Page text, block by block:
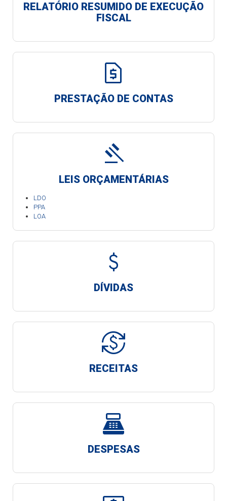
RELATÓRIO RESUMIDO DE EXECUÇÃO
FISCAL
request_page
PRESTAÇÃO DE CONTAS
gavel
LEIS ORÇAMENTÁRIAS
LDO
PPA
LOA
attach_money
DÍVIDAS
currency_exchange
RECEITAS
point_of_sale
DESPESAS